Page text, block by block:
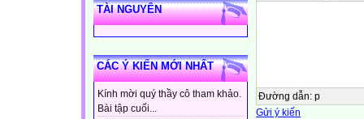
TÀI NGUYÊN
CÁC Ý KIẾN MỚI NHẤT
Kính mời quý thầy cô tham khảo.
Bài tập cuối...
Đường dẫn: p
Gửi ý kiến